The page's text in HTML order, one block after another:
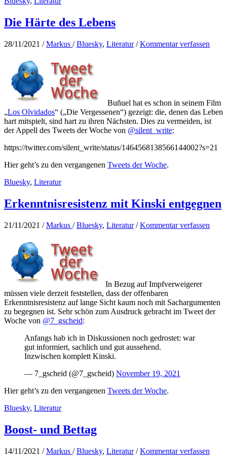
Die Härte des Lebens
28/11/2021 /Markus /Bluesky, Literatur/Kommentar verfassen
Buñuel hat es schon in seinem Film
„Los Olvidados“ („Die Vergessenen“) gezeigt: die, denen das Leben
hart mitspielt, sind hart zu ihren Nächsten. Dies zu vermeiden, ist
der Appell des Tweets der Woche von @silent_write:
https://twitter.com/silent_write/status/1464568138566144002?s=21
Hier geht’s zu den vergangenen Tweets der Woche.
Bluesky, Literatur
Erkenntnisresistenz mit Kinski entgegnen
21/11/2021 /Markus /Bluesky, Literatur/Kommentar verfassen
In Bezug auf Impfverweigerer
müssen viele derzeit feststellen, dass der offenbaren
Erkenntnisresistenz auf lange Sicht kaum noch mit Sachargumenten
zu begegnen ist. Sehr schön zum Ausdruck gebracht im Tweet der
Woche von @7_gscheid:
Anfangs hab ich in Diskussionen noch gedrostet: war
gut informiert, sachlich und gut aussehend.
Inzwischen komplett Kinski.
— 7_gscheid (@7_gscheid) November 19, 2021
Hier geht’s zu den vergangenen Tweets der Woche.
Bluesky, Literatur
Boost- und Bettag
14/11/2021 /Markus /Bluesky, Literatur/Kommentar verfassen